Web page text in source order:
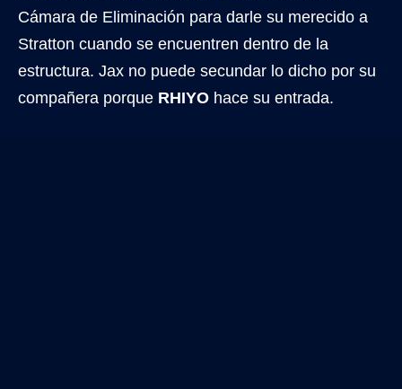
Cámara de Eliminación para darle su merecido a
Stratton cuando se encuentren dentro de la
estructura. Jax no puede secundar lo dicho por su
compañera porque RHIYO hace su entrada.